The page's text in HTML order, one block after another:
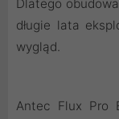
Dlatego
długie lata
wygląd.
Antec Flux Pro